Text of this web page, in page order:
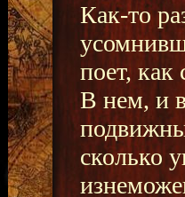
Как-то
поет,
В нем, и
сколько